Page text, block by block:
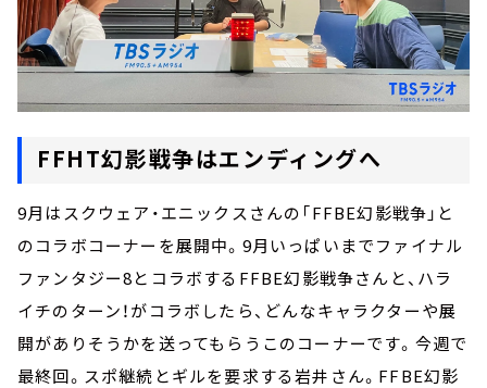
FFHT幻影戦争はエンディングへ
9月はスクウェア・エニックスさんの「FFBE幻影戦争」と
のコラボコーナーを展開中。9月いっぱいまでファイナル
ファンタジー8とコラボするFFBE幻影戦争さんと、ハラ
イチのターン！がコラボしたら、どんなキャラクターや展
開がありそうかを送ってもらうこのコーナーです。今週で
最終回。スポ継続とギルを要求する岩井さん。FFBE幻影